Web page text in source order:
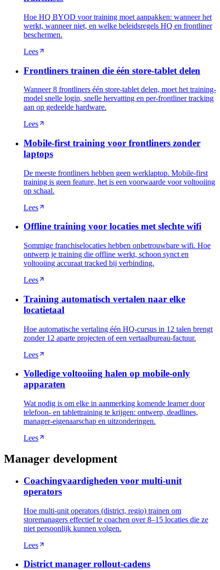
Hoe HQ BYOD voor training moet aanpakken: wanneer het
werkt, wanneer niet, en welke beleidsregels HQ en frontliner
beschermen.
Lees
Frontliners trainen die één store-tablet delen
Wanneer 8 frontliners één store-tablet delen, moet het training-
model snelle login, snelle hervatting en per-frontliner tracking
aan op gedeelde hardware.
Lees
Mobile-first training voor frontliners zonder
laptops
De meeste frontliners hebben geen werklaptop. Mobile-first
training is geen feature, het is een voorwaarde voor voltooiing
op schaal.
Lees
Offline training voor locaties met slechte wifi
Sommige franchiselocaties hebben onbetrouwbare wifi. Hoe
ontwerp je training die offline werkt, schoon synct en
voltooiing accuraat tracked bij verbinding.
Lees
Training automatisch vertalen naar elke
locatietaal
Hoe automatische vertaling één HQ-cursus in 12 talen brengt
zonder 12 aparte projecten of een vertaalbureau-factuur.
Lees
Volledige voltooiing halen op mobile-only
apparaten
Wat nodig is om elke in aanmerking komende learner door
telefoon- en tablettraining te krijgen: ontwerp, deadlines,
manager-eigenaarschap en uitzonderingen.
Lees
Manager development
Coachingvaardigheden voor multi-unit
operators
Hoe multi-unit operators (district, regio) trainen om
storemanagers effectief te coachen over 8–15 locaties die ze
niet persoonlijk kunnen volgen.
Lees
District manager rollout-cadens